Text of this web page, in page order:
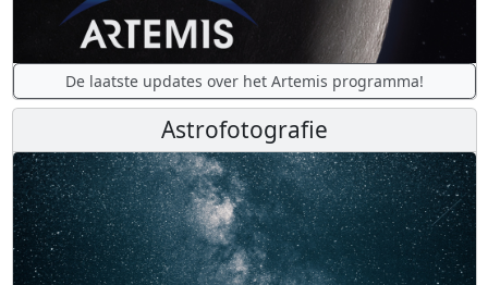
De laatste updates over het Artemis programma!
Astrofotografie